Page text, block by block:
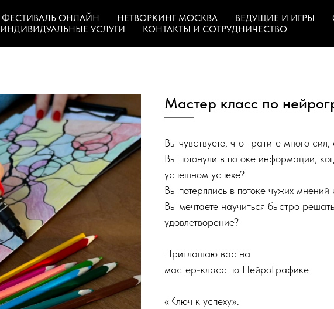
ФЕСТИВАЛЬ ОНЛАЙН НЕТВОРКИНГ МОСКВА ВЕДУЩИЕ И ИГРЫ
ИНДИВИДУАЛЬНЫЕ УСЛУГИ
КОНТАКТЫ И СОТРУДНИЧЕСТВО
Мастер класс по
Вы чувствуете, что тратите много
Вы потонули в потоке информации,
успешном успехе?
Вы потерялись в потоке чужих
Вы мечтаете научиться быстро
удовлетворение?
Приглашаю вас на
мастер-класс по НейроГрафике
«Ключ к успеху».